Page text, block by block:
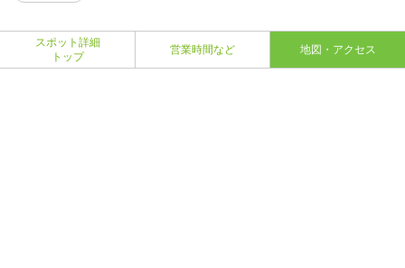
スポット詳細
トップ
営業時間など 地図・アクセス